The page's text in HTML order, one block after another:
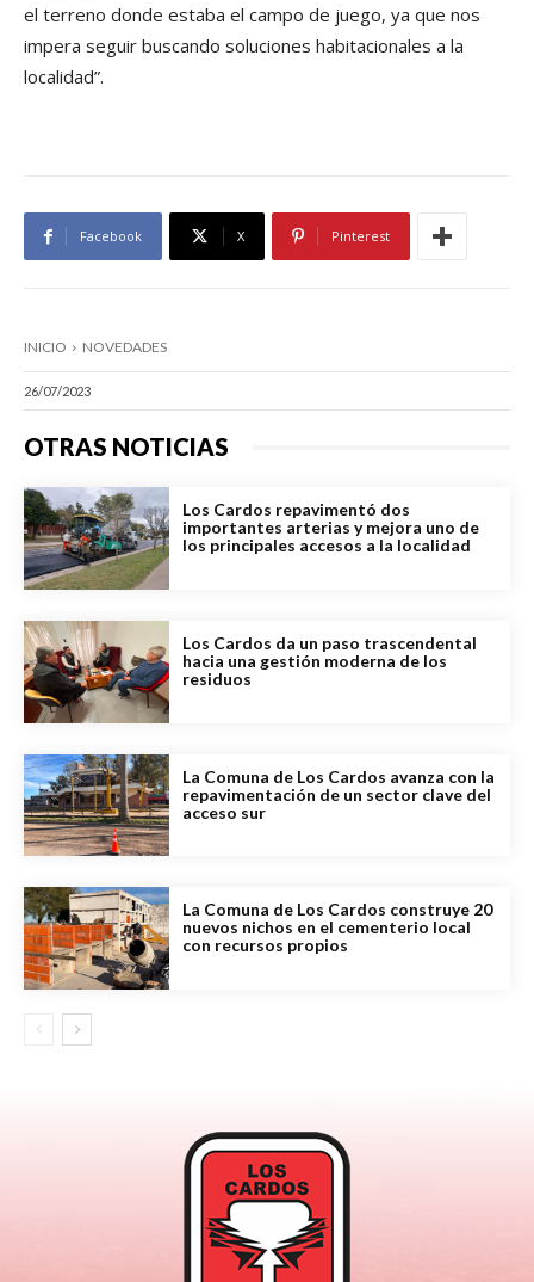
el terreno donde estaba el campo de juego, ya que nos
impera seguir buscando soluciones habitacionales a la
localidad”.
Facebook X Pinterest
INICIO NOVEDADES
26/07/2023
OTRAS NOTICIAS
Los Cardos repavimentó dos
importantes arterias y mejora uno de
los principales accesos a la localidad
Los Cardos da un paso trascendental
hacia una gestión moderna de los
residuos
La Comuna de Los Cardos avanza con la
repavimentación de un sector clave del
acceso sur
La Comuna de Los Cardos construye 20
nuevos nichos en el cementerio local
con recursos propios